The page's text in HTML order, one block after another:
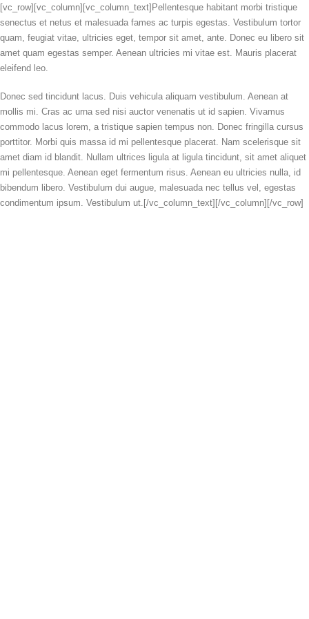
[vc_row][vc_column][vc_column_text]Pellentesque habitant morbi tristique
senectus et netus et malesuada fames ac turpis egestas. Vestibulum tortor
quam, feugiat vitae, ultricies eget, tempor sit amet, ante. Donec eu libero sit
amet quam egestas semper. Aenean ultricies mi vitae est. Mauris placerat
eleifend leo.
Donec sed tincidunt lacus. Duis vehicula aliquam vestibulum. Aenean at
mollis mi. Cras ac urna sed nisi auctor venenatis ut id sapien. Vivamus
commodo lacus lorem, a tristique sapien tempus non. Donec fringilla cursus
porttitor. Morbi quis massa id mi pellentesque placerat. Nam scelerisque sit
amet diam id blandit. Nullam ultrices ligula at ligula tincidunt, sit amet aliquet
mi pellentesque. Aenean eget fermentum risus. Aenean eu ultricies nulla, id
bibendum libero. Vestibulum dui augue, malesuada nec tellus vel, egestas
condimentum ipsum. Vestibulum ut.[/vc_column_text][/vc_column][/vc_row]